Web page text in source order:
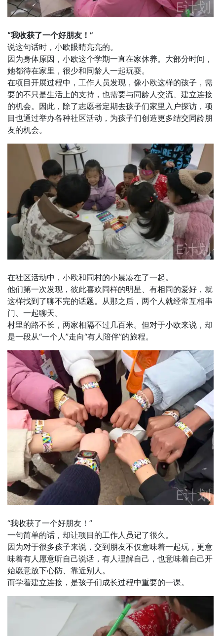
“我收获了一个好朋友！”
说这句话时，小欧眼睛亮亮的。
因为身体原因，小欧这个学期一直在家休养。大部分时间，
她都待在家里，很少和同龄人一起玩耍。
在项目开展过程中，工作人员发现，像小欧这样的孩子，需
要的不只是生活上的支持，也需要与同龄人交流、建立连接
的机会。因此，除了志愿者定期去孩子们家里入户探访，项
目也通过举办各种社区活动，为孩子们创造更多结交同龄朋
友的机会。
在社区活动中，小欧和同村的小晨凑在了一起。
他们第一次发现，彼此喜欢同样的明星、有相同的爱好，就
这样找到了聊不完的话题。从那之后，两个人就经常互相串
门、一起聊天。
村里的路不长，两家相隔不过几百米。但对于小欧来说，却
是一段从“一个人”走向“有人陪伴”的旅程。
“我收获了一个好朋友！”
一句简单的话，却让项目的工作人员记了很久。
因为对于很多孩子来说，交到朋友不仅意味着一起玩，更意
味着有人愿意听自己说话，有人理解自己，也意味着自己开
始愿意放下心防、靠近别人。
而学着建立连接，是孩子们成长过程中重要的一课。